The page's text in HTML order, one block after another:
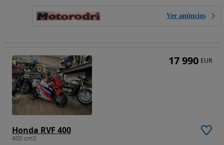
Ver anúncios
Honda RVF 400
400 cm3
17 990 EUR